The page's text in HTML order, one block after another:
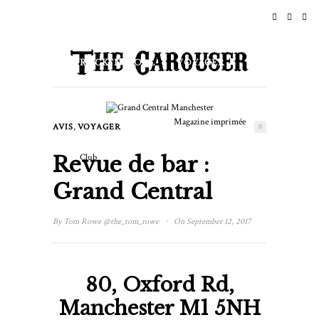
ROCK 'N' ROLL VOYAGER
Magazine imprimée
Club
AVIS, VOYAGER 0
Revue de bar :
Grand Central
By Tom Rowe@the_tom_rowe · On September 12, 2017
80, Oxford Rd,
Manchester M1 5NH